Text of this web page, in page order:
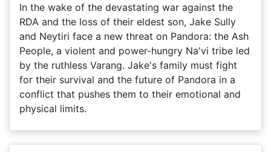
In the wake of the devastating war against the
RDA and the loss of their eldest son, Jake Sully
and Neytiri face a new threat on Pandora: the Ash
People, a violent and power-hungry Na'vi tribe led
by the ruthless Varang. Jake's family must fight
for their survival and the future of Pandora in a
conflict that pushes them to their emotional and
physical limits.